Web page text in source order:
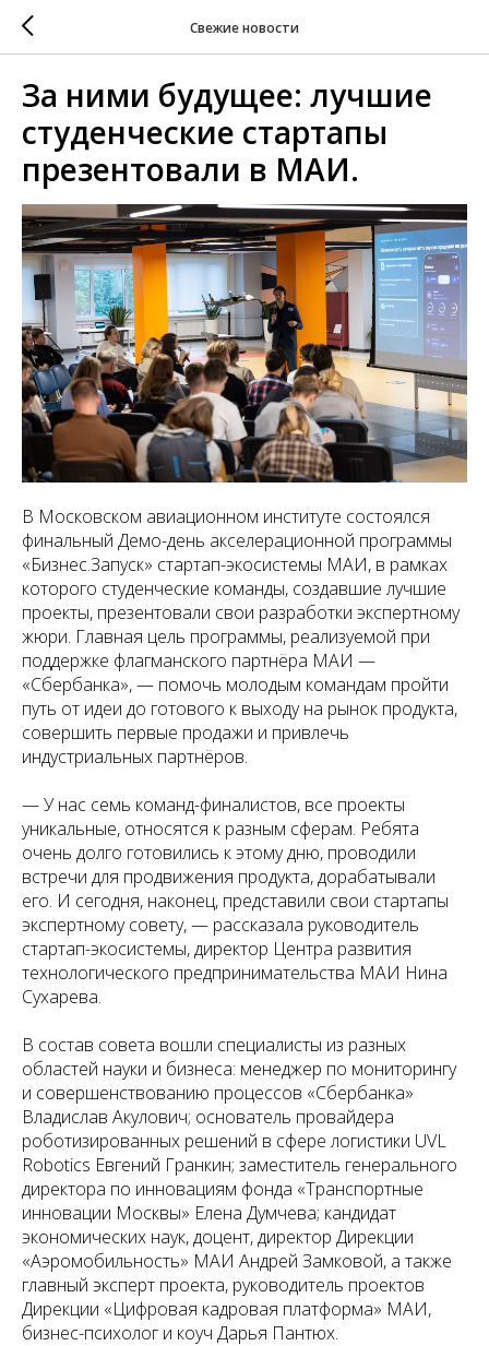
Свежие новости
За ними будущее: лучшие
студенческие стартапы
презентовали в МАИ.
В Московском авиационном институте состоялся
финальный Демо-день акселерационной программы
«Бизнес.Запуск» стартап-экосистемы МАИ, в рамках
которого студенческие команды, создавшие лучшие
проекты, презентовали свои разработки экспертному
жюри. Главная цель программы, реализуемой при
поддержке флагманского партнёра МАИ —
«Сбербанка», — помочь молодым командам пройти
путь от идеи до готового к выходу на рынок продукта,
совершить первые продажи и привлечь
индустриальных партнёров.
— У нас семь команд-финалистов, все проекты
уникальные, относятся к разным сферам. Ребята
очень долго готовились к этому дню, проводили
встречи для продвижения продукта, дорабатывали
его. И сегодня, наконец, представили свои стартапы
экспертному совету, — рассказала руководитель
стартап-экосистемы, директор Центра развития
технологического предпринимательства МАИ Нина
Сухарева.
В состав совета вошли специалисты из разных
областей науки и бизнеса: менеджер по мониторингу
и совершенствованию процессов «Сбербанка»
Владислав Акулович; основатель провайдера
роботизированных решений в сфере логистики UVL
Robotics Евгений Гранкин; заместитель генерального
директора по инновациям фонда «Транспортные
инновации Москвы» Елена Думчева; кандидат
экономических наук, доцент, директор Дирекции
«Аэромобильность» МАИ Андрей Замковой, а также
главный эксперт проекта, руководитель проектов
Дирекции «Цифровая кадровая платформа» МАИ,
бизнес-психолог и коуч Дарья Пантюх.